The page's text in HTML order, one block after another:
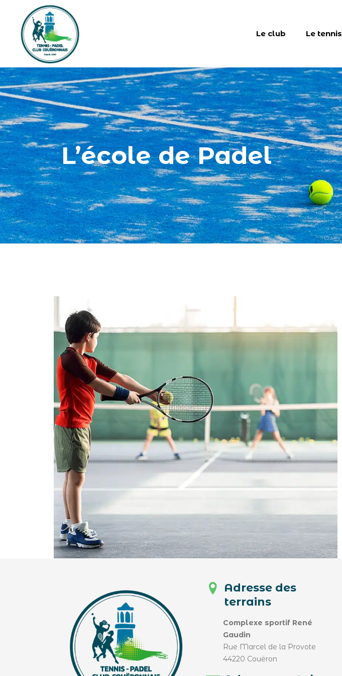
Le club Le tennis
L’école de Padel
Adresse des
terrains
Complexe sportif René
Gaudin
Rue Marcel de la Provote
44220 Couëron